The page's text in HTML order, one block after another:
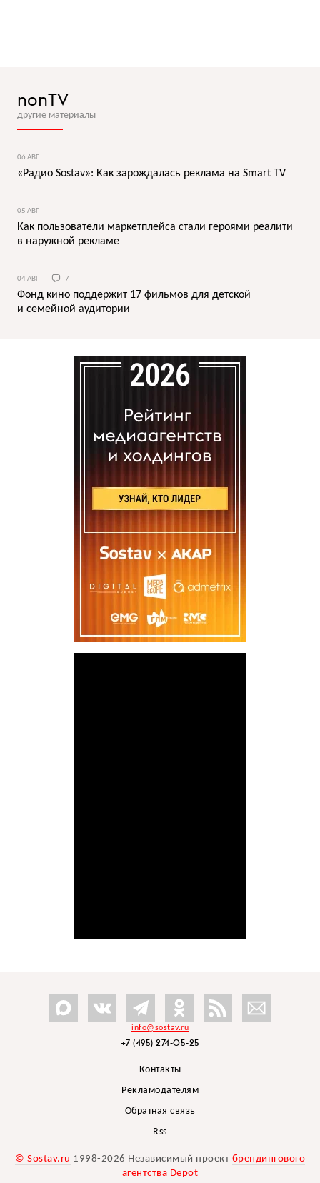
nonTV
другие материалы
06 АВГ
«Радио Sostav»: Как зарождалась реклама на Smart TV
05 АВГ
Как пользователи маркетплейса стали героями реалити
в наружной рекламе
04 АВГ 7
Фонд кино поддержит 17 фильмов для детской
и семейной аудитории
info@sostav.ru
+7 (495) 274-05-25
Контакты
Рекламодателям
Обратная связь
Rss
© Sostav.ru 1998-2026 Независимый проект брендингового
агентства Depot